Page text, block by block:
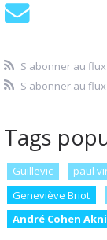
S'abonner au flux
S'abonner au flux
Tags
Guillevic paul
Geneviève Briot
André Cohen